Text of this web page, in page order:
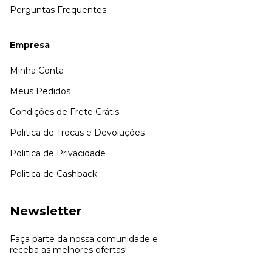
Perguntas Frequentes
Empresa
Minha Conta
Meus Pedidos
Condições de Frete Grátis
Politica de Trocas e Devoluções
Politica de Privacidade
Politica de Cashback
Newsletter
Faça parte da nossa comunidade e
receba as melhores ofertas!